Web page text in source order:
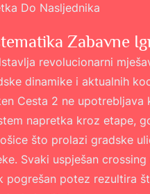
Do Nasljednika
Zabavne
revolucionarni
dinamike i aktualnih
Cesta 2 ne upotrebljava
napretka kroz etape,
što prolazi gradske
Svaki uspješan crossing
pogrešan potez rezultira